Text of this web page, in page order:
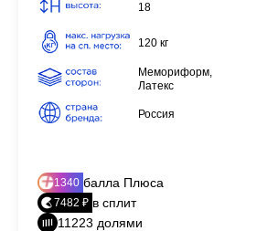
18
120 кг
Мемориформ,
Латекс
Россия
1340 балла Плюса
7482 ₽ в сплит
11223 долями